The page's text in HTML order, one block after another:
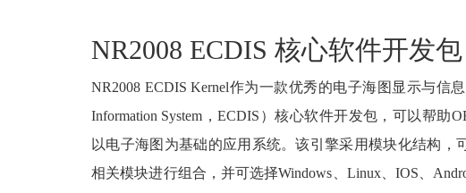
NR2008 ECDIS 核心软件开发包
NR2008 ECDIS Kernel作为一款优秀的电子海图显示与信息
Information System，ECDIS）核心软件开发包，可以帮助
以电子海图为基础的应用系统。该引擎采用模块化结构，
相关模块进行组合，并可选择Windows、Linux、IOS、